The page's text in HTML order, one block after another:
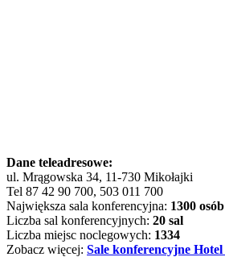
Dane teleadresowe:
ul. Mrągowska 34, 11-730 Mikołajki
Tel 87 42 90 700, 503 011 700
Największa sala konferencyjna: 1300 osób
Liczba sal konferencyjnych: 20 sal
Liczba miejsc noclegowych: 1334
Zobacz więcej: Sale konferencyjne